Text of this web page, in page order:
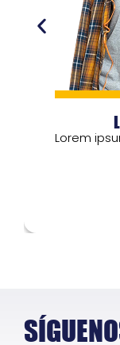
Lorem